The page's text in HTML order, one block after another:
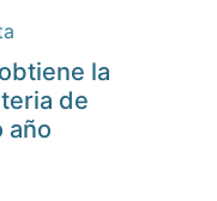
la
de
año